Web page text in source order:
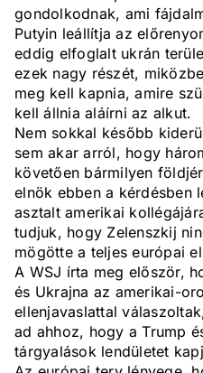
gondolkodnak, ami
Putyin leállítja az
eddig elfoglalt ukrán
ezek nagy részét,
meg kell kapnia, amire
kell állnia aláírni az alkut.
Nem sokkal később
sem akar arról, hogy
követően bármilyen
elnök ebben a kérdésben
asztalt amerikai
tudjuk, hogy Zelenszkij
mögötte a teljes európai
A WSJ írta meg először,
és Ukrajna az amerikai-
ellenjavaslattal
ad ahhoz, hogy a Trump
tárgyalások lendületet